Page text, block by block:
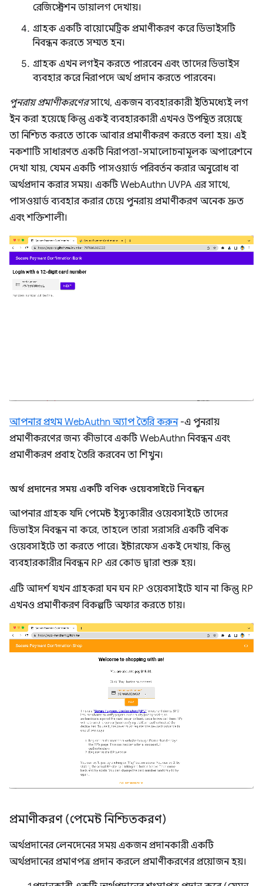
রেজিস্ট্রেশন ডায়ালগ দেখায়।
গ্রাহক একটি বায়োমেট্রিক প্রমাণীকরণ করে ডিভাইসটি
নিবন্ধন করতে সম্মত হন।
গ্রাহক এখন লগইন করতে পারবেন এবং তাদের ডিভাইস
ব্যবহার করে নিরাপদে অর্থ প্রদান করতে পারবেন।
পুনরায় প্রমাণীকরণেরসাথে, একজন ব্যবহারকারী ইতিমধ্যেই লগ
ইন করা হয়েছে কিন্তু একই ব্যবহারকারী এখনও উপস্থিত রয়েছে
তা নিশ্চিত করতে তাকে আবার প্রমাণীকরণ করতে বলা হয়। এই
নকশাটি সাধারণত একটি নিরাপত্তা-সমালোচনামূলক অপারেশনে
দেখা যায়, যেমন একটি পাসওয়ার্ড পরিবর্তন করার অনুরোধ বা
অর্থপ্রদান করার সময়। একটি WebAuthn UVPA এর সাথে,
পাসওয়ার্ড ব্যবহার করার চেয়ে পুনরায় প্রমাণীকরণ অনেক দ্রুত
এবং শক্তিশালী।
আপনার প্রথম WebAuthn অ্যাপ তৈরি করুন-এ পুনরায়
প্রমাণীকরণের জন্য কীভাবে একটি WebAuthn নিবন্ধন এবং
প্রমাণীকরণ প্রবাহ তৈরি করবেন তা শিখুন।
অর্থ প্রদানের সময় একটি বণিক ওয়েবসাইটে নিবন্ধন
আপনার গ্রাহক যদি পেমেন্ট ইস্যুকারীর ওয়েবসাইটে তাদের
ডিভাইস নিবন্ধন না করে, তাহলে তারা সরাসরি একটি বণিক
ওয়েবসাইটে তা করতে পারে। ইন্টারফেস একই দেখায়, কিন্তু
ব্যবহারকারীর নিবন্ধন RP এর কোড দ্বারা শুরু হয়।
এটি আদর্শ যখন গ্রাহকরা ঘন ঘন RP ওয়েবসাইটে যান না কিন্তু RP
এখনও প্রমাণীকরণ বিকল্পটি অফার করতে চায়।
প্রমাণীকরণ (পেমেন্ট নিশ্চিতকরণ)
অর্থপ্রদানের লেনদেনের সময় একজন প্রদানকারী একটি
অর্থপ্রদানের প্রমাণপত্র প্রদান করলে প্রমাণীকরণের প্রয়োজন হয়।